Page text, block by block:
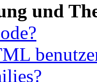
und